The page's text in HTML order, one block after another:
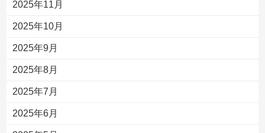
2025年11月
2025年10月
2025年9月
2025年8月
2025年7月
2025年6月